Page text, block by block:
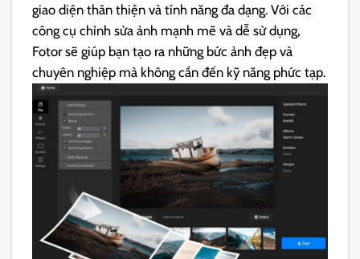
giao diện thân thiện và tính năng đa dạng. Với các
công cụ chỉnh sửa ảnh mạnh mẽ và dễ sử dụng,
Fotor sẽ giúp bạn tạo ra những bức ảnh đẹp và
chuyên nghiệp mà không cần đến kỹ năng phức tạp.